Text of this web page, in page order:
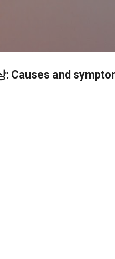
: Causes and